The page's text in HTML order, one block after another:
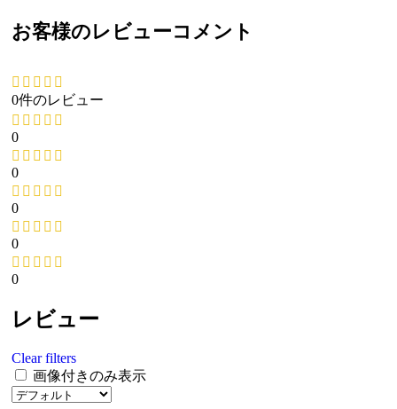
お客様のレビューコメント
0件のレビュー
0
0
0
0
0
レビュー
Clear filters
画像付きのみ表示